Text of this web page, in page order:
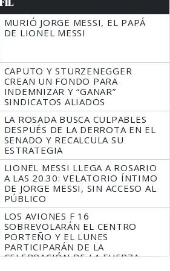
MURIÓ JORGE MESSI, EL PAPÁ
DE LIONEL MESSI
CAPUTO Y STURZENEGGER
CREAN UN FONDO PARA
INDEMNIZAR Y “GANAR”
SINDICATOS ALIADOS
LA ROSADA BUSCA CULPABLES
DESPUÉS DE LA DERROTA EN EL
SENADO Y RECALCULA SU
ESTRATEGIA
LIONEL MESSI LLEGA A ROSARIO
A LAS 20.30: VELATORIO ÍNTIMO
DE JORGE MESSI, SIN ACCESO AL
PÚBLICO
LOS AVIONES F 16
SOBREVOLARÁN EL CENTRO
PORTEÑO Y EL LUNES
PARTICIPARÁN DE LA
CELEBRACIÓN DE LA FUERZA